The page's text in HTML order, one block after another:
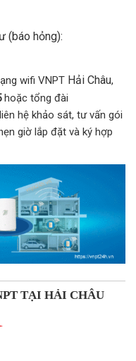
(báo hỏng):
wifi VNPT Hải Châu,
hoặc tổng đài
hệ khảo sát, tư vấn gói
giờ lắp đặt và ký hợp
TẠI HẢI CHÂU